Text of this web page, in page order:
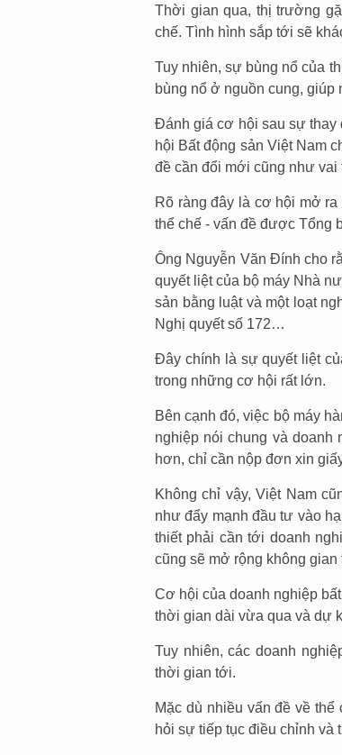
Thời gian qua, thị trường
chế. Tình hình sắp tới sẽ
Tuy nhiên, sự bùng nổ của
bùng nổ ở nguồn cung,
Đánh giá cơ hội sau sự thay
hội Bất động sản Việt Nam
đề cần đổi mới cũng như
Rõ ràng đây là cơ hội mở
thể chế - vấn đề được Tổng
Ông Nguyễn Văn Đính cho
quyết liệt của bộ máy Nhà
sản bằng luật và một loạt
Nghị quyết số 172…
Đây chính là sự quyết liệt
trong những cơ hội rất lớn.
Bên cạnh đó, việc bộ máy
nghiệp nói chung và doanh
hơn, chỉ cần nộp đơn xin
Không chỉ vậy, Việt Nam
như đẩy mạnh đầu tư vào
thiết phải cần tới doanh
cũng sẽ mở rộng không
Cơ hội của doanh nghiệp
thời gian dài vừa qua và dự
Tuy nhiên, các doanh
thời gian tới.
Mặc dù nhiều vấn đề về
hỏi sự tiếp tục điều chỉnh và